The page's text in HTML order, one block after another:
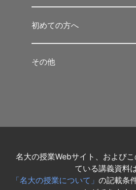
初めての方へ
その他
名大の授業Webサイト、および
ている講義資料は
「名大の授業について」 の記載条